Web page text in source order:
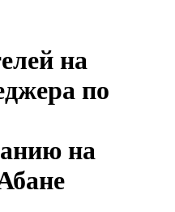
на
по
на